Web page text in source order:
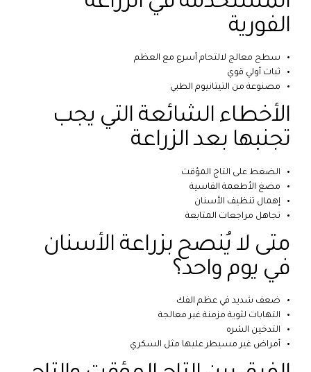
الفورية
سطح معالج لالتحام أسرع مع العظم
ثبات أولي قوي
مصنوعة من التيتانيوم الطبي
الأخطاء الشائعة التي يجب
تجنبها بعد الزراعة
الضغط على التاج المؤقت
مضغ الأطعمة القاسية
إهمال تنظيف الأسنان
تجاهل مراجعات المتابعة
متى لا يُنصح بزراعة الأسنان
في يوم واحد؟
ضعف شديد في عظم الفك
التهابات لثوية مزمنة غير معالجة
التدخين الشره
أمراض غير مسيطر عليها مثل السكري